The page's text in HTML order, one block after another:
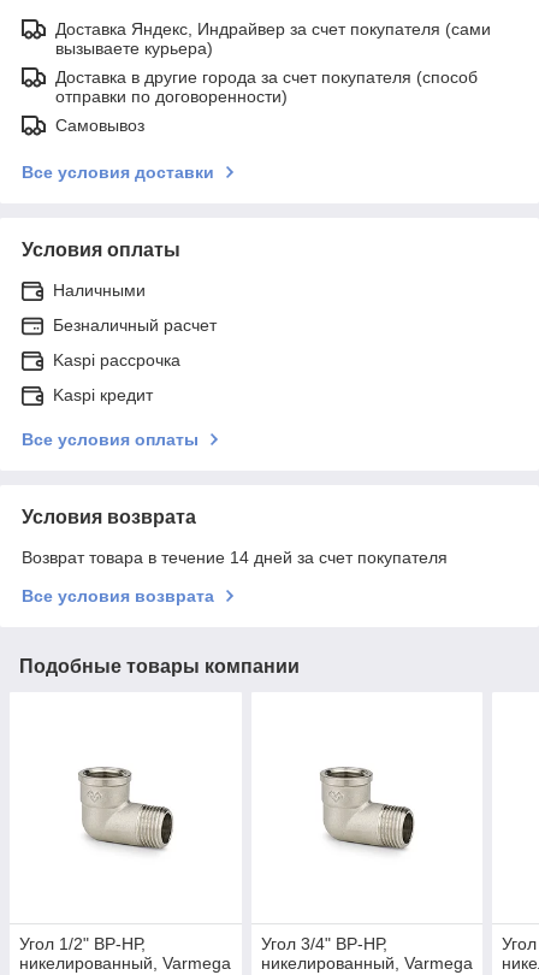
Доставка Яндекс, Индрайвер за счет покупателя (сами
вызываете курьера)
Доставка в другие города за счет покупателя (способ
отправки по договоренности)
Самовывоз
Все условия доставки
Условия оплаты
Наличными
Безналичный расчет
Kaspi рассрочка
Kaspi кредит
Все условия оплаты
Условия возврата
Возврат товара в течение 14 дней за счет покупателя
Все условия возврата
Подобные товары компании
Угол 1/2" ВР-НР,
никелированный, Varmega
Угол 3/4" ВР-НР,
никелированный, Varmega